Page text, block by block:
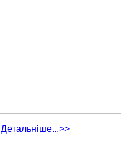
Детальніше...>>